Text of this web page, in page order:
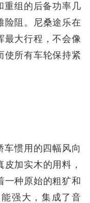
重组的后备功率几
险阻。尼桑途乐在
最大行程，不会像
使所有车轮保持紧
车惯用的四幅风向
加实木的用料，
一种原始的粗犷和
强大，集成了音